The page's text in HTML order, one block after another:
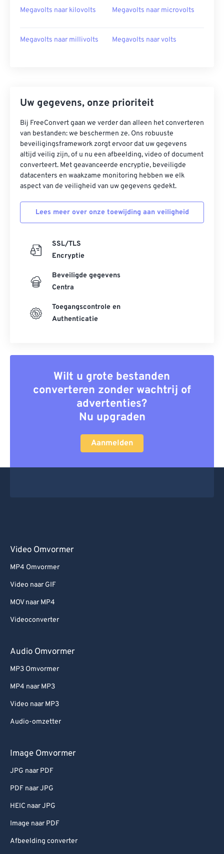
Megavolts naar kilovolts Megavolts naar microvolts
Megavolts naar millivolts Megavolts naar volts
Uw gegevens, onze prioriteit
Bij FreeConvert gaan we verder dan alleen het converteren
van bestanden: we beschermen ze. Ons robuuste
beveiligingsframework zorgt ervoor dat uw gegevens
altijd veilig zijn, of u nu een afbeelding, video of document
converteert. Met geavanceerde encryptie, beveiligde
datacenters en waakzame monitoring hebben we elk
aspect van de veiligheid van uw gegevens gedekt.
Lees meer over onze toewijding aan veiligheid
SSL/TLS
Encryptie
Beveiligde gegevens
Centra
Toegangscontrole en
Authenticatie
Wilt u grote bestanden
converteren zonder wachtrij of
advertenties?
Nu upgraden
Aanmelden
Video Omvormer
MP4 Omvormer
Video naar GIF
MOV naar MP4
Videoconverter
Audio Omvormer
MP3 Omvormer
MP4 naar MP3
Video naar MP3
Audio-omzetter
Image Omvormer
JPG naar PDF
PDF naar JPG
HEIC naar JPG
Image naar PDF
Afbeelding converter